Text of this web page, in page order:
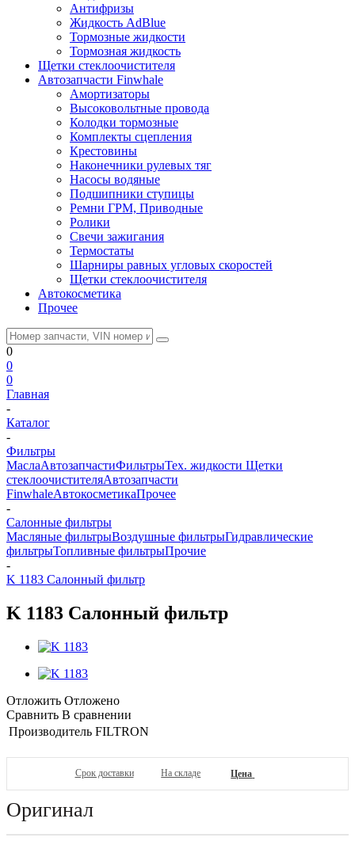
Антифризы
Жидкость AdBlue
Тормозные жидкости
Тормозная жидкость
Щетки стеклоочистителя
Автозапчасти Finwhale
Амортизаторы
Высоковольтные провода
Колодки тормозные
Комплекты сцепления
Крестовины
Наконечники рулевых тяг
Насосы водяные
Подшипники ступицы
Ремни ГРМ, Приводные
Ролики
Свечи зажигания
Термостаты
Шарниры равных угловых скоростей
Щетки стеклоочистителя
Автокосметика
Прочее
0
0
0
Главная
-
Каталог
-
Фильтры
МаслаАвтозапчастиФильтрыТех. жидкости Щетки
стеклоочистителяАвтозапчасти
FinwhaleАвтокосметикаПрочее
-
Салонные фильтры
Масляные фильтрыВоздушные фильтрыГидравлические
фильтрыТопливные фильтрыПрочие
-
K 1183 Салонный фильтр
K 1183 Салонный фильтр
Отложить Отложено
Сравнить В сравнении
Производитель FILTRON
Срок доставки На складе Цена
Оригинал